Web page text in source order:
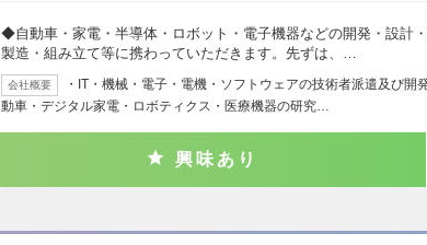
◆自動車・家電・半導体・ロボット・電子機器などの開発・設計・
製造・組み立て等に携わっていただきます。先ずは、…
会社概要
・IT・機械・電子・電機・ソフトウェアの技術者派遣及び開
動車・デジタル家電・ロボティクス・医療機器の研究…
興味あり